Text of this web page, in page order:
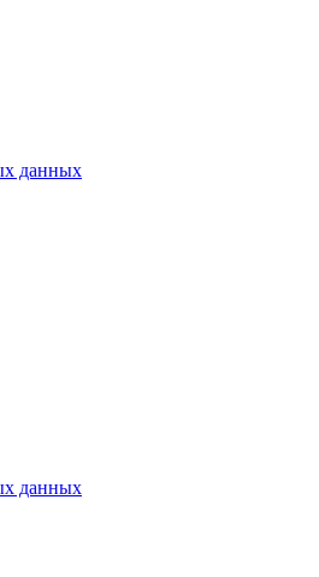
данных
данных